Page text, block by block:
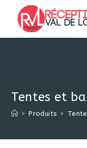
content
Tentes et
> Produits >